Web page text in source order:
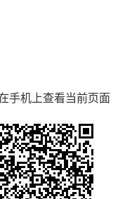
手机上查看当前页面